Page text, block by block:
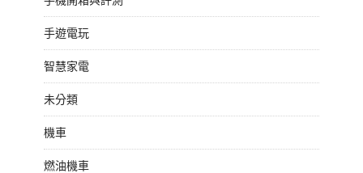
手遊電玩
智慧家電
未分類
機車
燃油機車